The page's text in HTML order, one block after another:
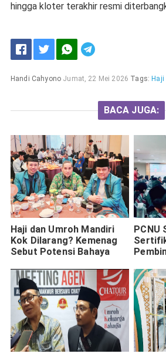
hingga kloter terakhir resmi
Handi Cahyono Jumat, 22 Mei 2026 Tags: Haji
BACA JUGA:
Haji dan Umroh Mandiri
Kok Dilarang? Kemenag
Sebut Potensi Bahaya
PCNU